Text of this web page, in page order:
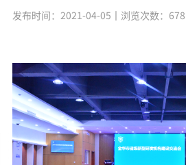
发布时间：2021-04-05 丨浏览次数： 678